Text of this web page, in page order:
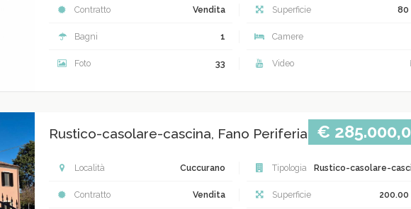
Contratto Vendita Superficie 80
Bagni 1 Camere
Foto 33 Video
Rustico-casolare-cascina, Fano Periferia €
Località Cuccurano Tipologia Rustico-casolare-
Contratto Vendita Superficie 200.00